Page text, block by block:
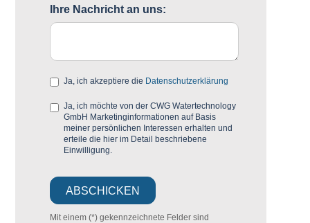
Ihre Nachricht an uns:
Ja, ich akzeptiere die Datenschutzerklärung
Ja, ich möchte von der CWG Watertechnology
GmbH Marketinginformationen auf Basis
meiner persönlichen Interessen erhalten und
erteile die hier im Detail beschriebene
Einwilligung.
Mit einem (*) gekennzeichnete Felder sind